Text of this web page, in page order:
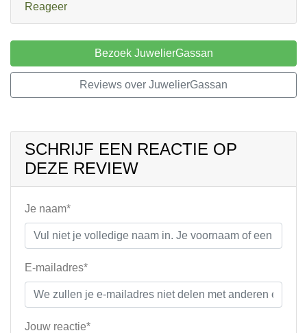
Reageer
Bezoek JuwelierGassan
Reviews over JuwelierGassan
SCHRIJF EEN REACTIE OP
DEZE REVIEW
Je naam*
E-mailadres*
Jouw reactie*